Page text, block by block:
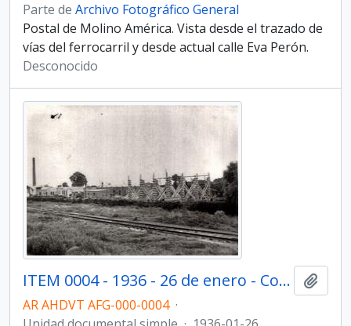
Parte de Archivo Fotográfico General
Postal de Molino América. Vista desde el trazado de
vías del ferrocarril y desde actual calle Eva Perón.
Desconocido
ITEM 0004 - 1936 - 26 de enero - Construcción del edificio Molino Fénix.
AR AHDVT AFG-000-0004 ·